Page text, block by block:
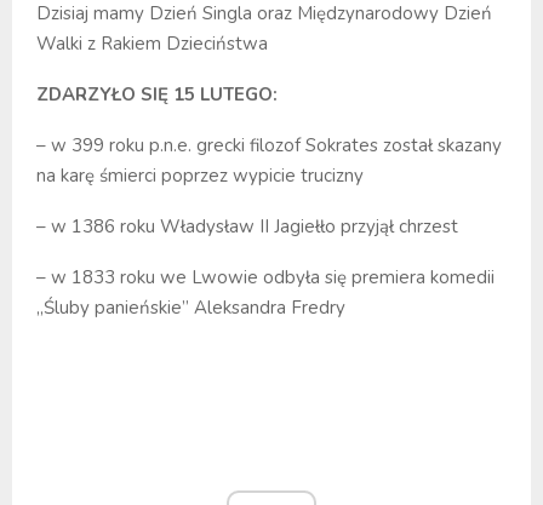
Dzisiaj mamy Dzień Singla oraz Międzynarodowy Dzień
Walki z Rakiem Dzieciństwa
ZDARZYŁO SIĘ 15 LUTEGO:
– w 399 roku p.n.e. grecki filozof Sokrates został skazany
na karę śmierci poprzez wypicie trucizny
– w 1386 roku Władysław II Jagiełło przyjął chrzest
– w 1833 roku we Lwowie odbyła się premiera komedii
„Śluby panieńskie” Aleksandra Fredry